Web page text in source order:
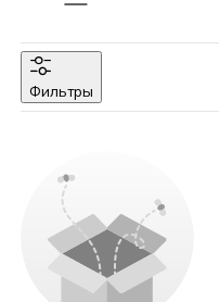
Фильтры